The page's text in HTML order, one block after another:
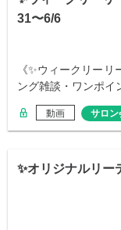
31〜6/6
《✨ウィークリー
ング雑談・ワンポイ
動画 サロン
✨オリジナルリー